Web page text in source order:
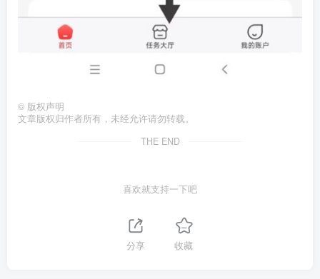
© 版权声明
文章版权归作者所有，未经允许请勿转载。
THE END
喜欢就支持一下吧
分享 收藏